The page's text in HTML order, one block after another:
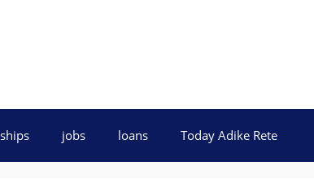
jobs loans Today Adike Rete